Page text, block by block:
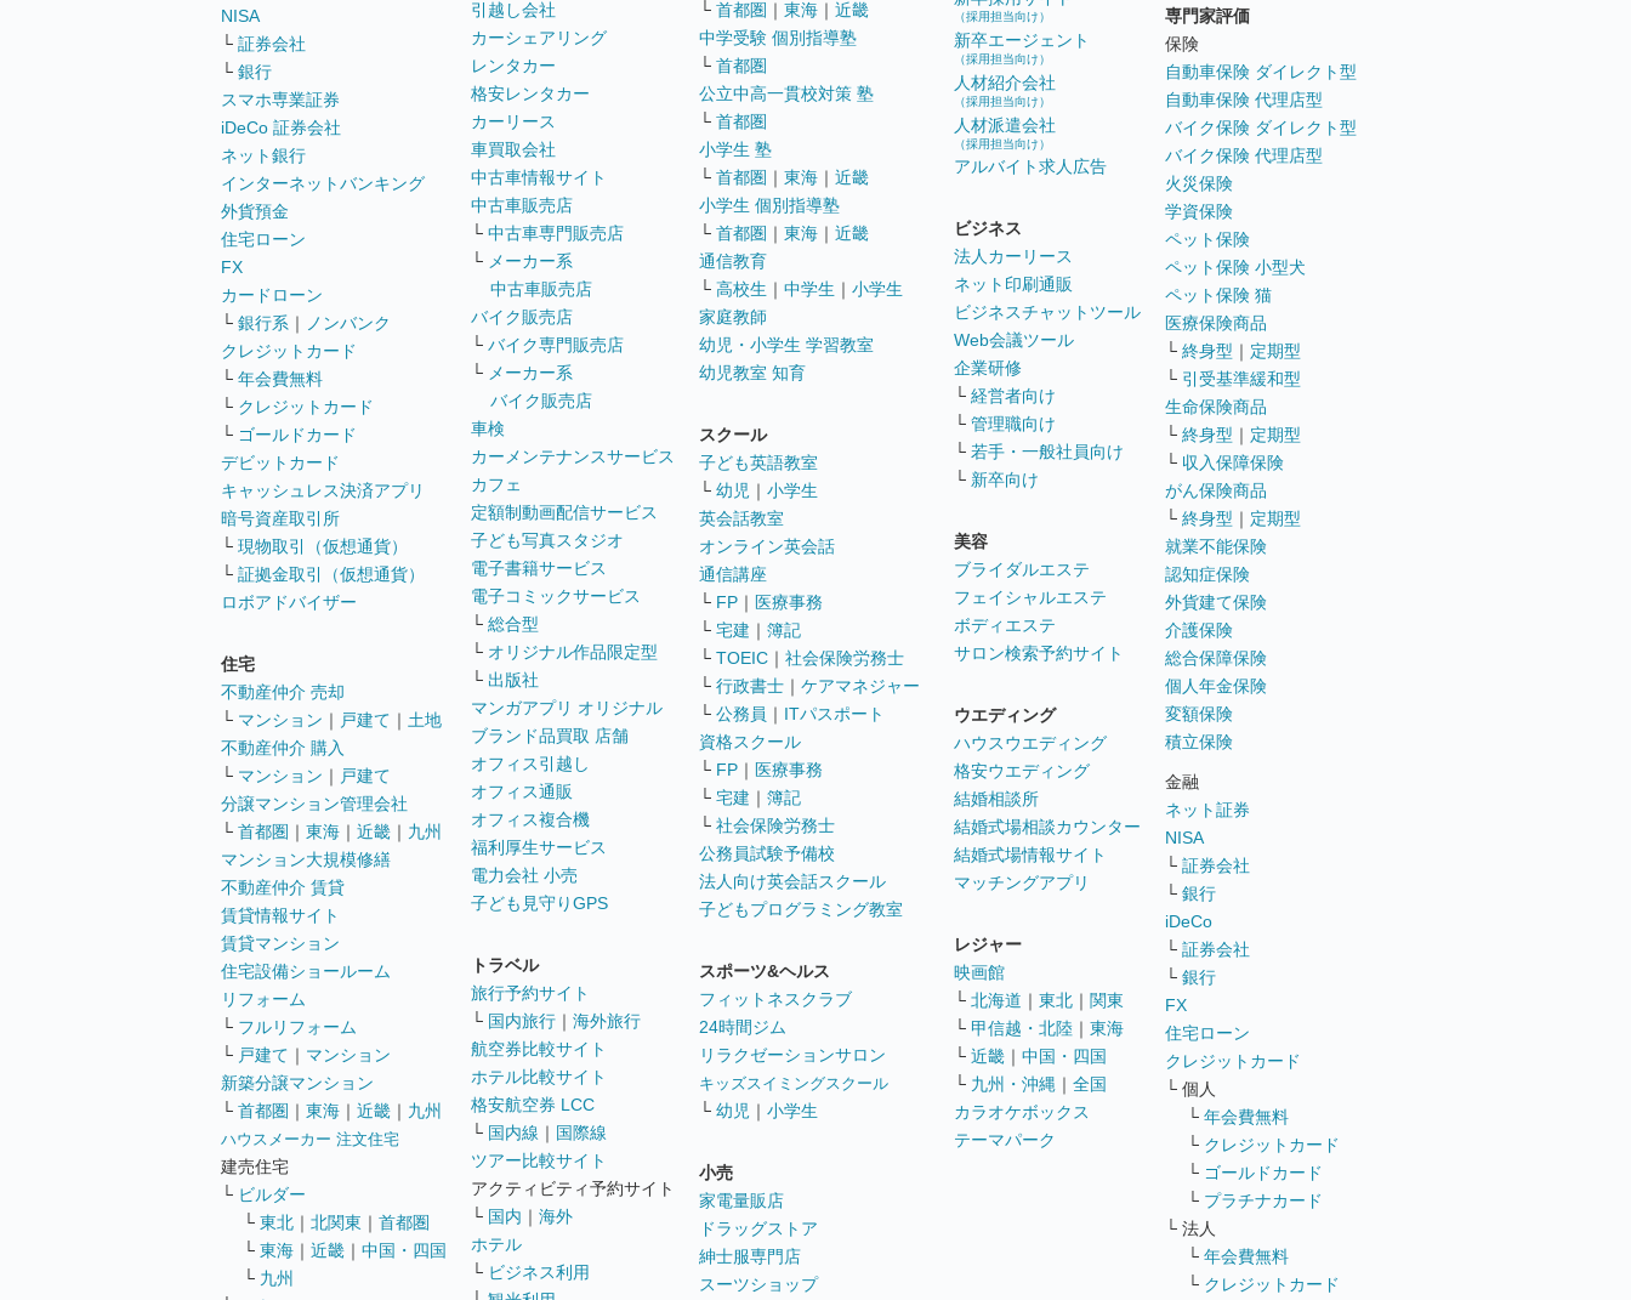
NISA
└ 証券会社
└ 銀行
スマホ専業証券
iDeCo 証券会社
ネット銀行
インターネットバンキング
外貨預金
住宅ローン
FX
カードローン
└ 銀行系 ｜
ノンバンク
クレジットカード
└ 年会費無料
└ クレジットカード
└ ゴールドカード
デビットカード
キャッシュレス決済アプリ
暗号資産取引所
└ 現物取引（仮想通貨）
└ 証拠金取引（仮想通貨）
ロボアドバイザー
住宅
不動産仲介 売却
└ マンション ｜ 戸建て ｜ 土地
不動産仲介 購入
└ マンション ｜ 戸建て
分譲マンション管理会社
└ 首都圏 ｜ 東海 ｜ 近畿 ｜ 九州
マンション大規模修繕
不動産仲介 賃貸
賃貸情報サイト
賃貸マンション
住宅設備ショールーム
リフォーム
└ フルリフォーム
└ 戸建て ｜ マンション
新築分譲マンション
└ 首都圏 ｜ 東海 ｜ 近畿 ｜ 九州
ハウスメーカー 注文住宅
建売住宅
└ ビルダー
└ 東北 ｜ 北関東 ｜ 首都圏
└ 東海 ｜ 近畿 ｜ 中国・四国
└ 九州
引越し会社
カーシェアリング
レンタカー
格安レンタカー
カーリース
車買取会社
中古車情報サイト
中古車販売店
└ 中古車専門販売店
└ メーカー系
中古車販売店
バイク販売店
└ バイク専門販売店
└ メーカー系
バイク販売店
車検
カーメンテナンスサービス
カフェ
定額制動画配信サービス
子ども写真スタジオ
電子書籍サービス
電子コミックサービス
└ 総合型
└ オリジナル作品限定型
└ 出版社
マンガアプリ オリジナル
ブランド品買取 店舗
オフィス引越し
オフィス通販
オフィス複合機
福利厚生サービス
電力会社 小売
子ども見守りGPS
トラベル
旅行予約サイト
└ 国内旅行 ｜ 海外旅行
航空券比較サイト
ホテル比較サイト
格安航空券 LCC
└ 国内線 ｜ 国際線
ツアー比較サイト
アクティビティ予約サイト
└ 国内 ｜ 海外
ホテル
└ ビジネス利用
└ 首都圏 ｜ 東海 ｜ 近畿
中学受験 個別指導塾
└ 首都圏
公立中高一貫校対策 塾
└ 首都圏
小学生 塾
└ 首都圏 ｜ 東海 ｜ 近畿
小学生 個別指導塾
└ 首都圏 ｜ 東海 ｜ 近畿
通信教育
└ 高校生 ｜ 中学生 ｜ 小学生
家庭教師
幼児・小学生 学習教室
幼児教室 知育
スクール
子ども英語教室
└ 幼児 ｜ 小学生
英会話教室
オンライン英会話
通信講座
└ FP ｜ 医療事務
└ 宅建 ｜ 簿記
└ TOEIC ｜ 社会保険労務士
└ 行政書士 ｜ ケアマネジャー
└ 公務員 ｜ ITパスポート
資格スクール
└ FP ｜ 医療事務
└ 宅建 ｜ 簿記
└ 社会保険労務士
公務員試験予備校
法人向け英会話スクール
子どもプログラミング教室
スポーツ&ヘルス
フィットネスクラブ
24時間ジム
リラクゼーションサロン
キッズスイミングスクール
└ 幼児 ｜ 小学生
小売
家電量販店
ドラッグストア
紳士服専門店
スーツショップ
（採用担当向け）
新卒エージェント
（採用担当向け）
人材紹介会社
（採用担当向け）
人材派遣会社
（採用担当向け）
アルバイト求人広告
ビジネス
法人カーリース
ネット印刷通販
ビジネスチャットツール
Web会議ツール
企業研修
└ 経営者向け
└ 管理職向け
└ 若手・一般社員向け
└ 新卒向け
美容
ブライダルエステ
フェイシャルエステ
ボディエステ
サロン検索予約サイト
ウエディング
ハウスウエディング
格安ウエディング
結婚相談所
結婚式場相談カウンター
結婚式場情報サイト
マッチングアプリ
レジャー
映画館
└ 北海道 ｜ 東北 ｜ 関東
└ 甲信越・北陸 ｜ 東海
└ 近畿 ｜ 中国・四国
└ 九州・沖縄 ｜ 全国
カラオケボックス
テーマパーク
専門家評価
保険
自動車保険 ダイレクト型
自動車保険 代理店型
バイク保険 ダイレクト型
バイク保険 代理店型
火災保険
学資保険
ペット保険
ペット保険 小型犬
ペット保険 猫
医療保険商品
└ 終身型 ｜ 定期型
└ 引受基準緩和型
生命保険商品
└ 終身型 ｜ 定期型
└ 収入保障保険
がん保険商品
└ 終身型 ｜ 定期型
就業不能保険
認知症保険
外貨建て保険
介護保険
総合保障保険
個人年金保険
変額保険
積立保険
金融
ネット証券
NISA
└ 証券会社
└ 銀行
iDeCo
└ 証券会社
└ 銀行
FX
住宅ローン
クレジットカード
└ 個人
└ 年会費無料
└ クレジットカード
└ ゴールドカード
└ プラチナカード
└ 法人
└ 年会費無料
└ クレジットカード